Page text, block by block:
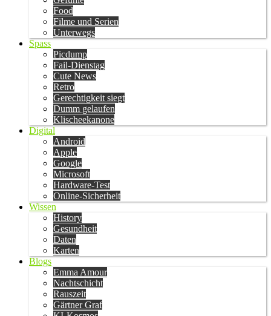
Food
Filme und Serien
Unterwegs
Spass
Picdump
Fail-Dienstag
Cute News
Retro
Gerechtigkeit siegt
Dumm gelaufen
Klischeekanone
Digital
Android
Apple
Google
Microsoft
Hardware-Test
Online-Sicherheit
Wissen
History
Gesundheit
Daten
Karten
Blogs
Emma Amour
Nachtschicht
Rauszeit
Gärtner Graf